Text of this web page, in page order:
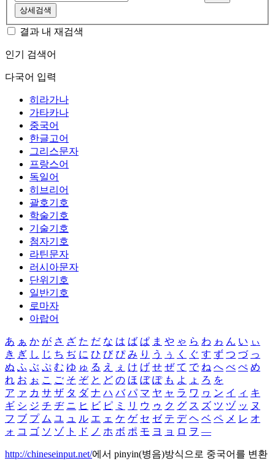
상세검색
결과 내 재검색
인기 검색어
다국어 입력
히라가나
가타카나
중국어
한글고어
그리스문자
프랑스어
독일어
히브리어
괄호기호
학술기호
기술기호
첨자기호
라틴문자
러시아문자
단위기호
일반기호
로마자
아랍어
あ ぁ か が さ ざ た だ な は ば ぱ ま や ゃ ら わ ゎ ん い ぃ
き ぎ し じ ち ぢ に ひ び ぴ み り う ぅ く ぐ す ず つ づ っ
ぬ ふ ぶ ぷ む ゆ ゅ る え ぇ け げ せ ぜ て で ね へ べ ぺ め
れ お ぉ こ ご そ ぞ と ど の ほ ぼ ぽ も よ ょ ろ を
ア ァ カ サ ザ タ ダ ナ ハ バ パ マ ヤ ャ ラ ワ ヮ ン イ ィ キ
ギ シ ジ チ ヂ ニ ヒ ビ ピ ミ リ ウ ゥ ク グ ス ズ ツ ヅ ッ ヌ
フ ブ プ ム ユ ュ ル エ ェ ケ ゲ セ ゼ テ デ ヘ ベ ペ メ レ オ
ォ コ ゴ ソ ゾ ト ド ノ ホ ボ ポ モ ヨ ョ ロ ヲ ―
http://chineseinput.net/에서 pinyin(병음)방식으로 중국어를 변환